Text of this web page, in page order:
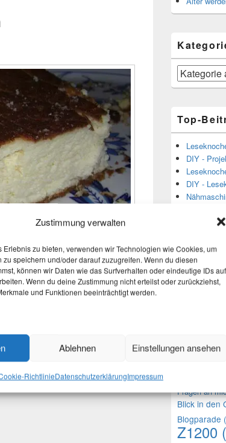
Zustimmung verwalten
Erlebnis zu bieten, verwenden wir Technologien wie Cookies, um
zu speichern und/oder darauf zuzugreifen. Wenn du diesen
können wir Daten wie das Surfverhalten oder eindeutige IDs auf
Wenn du deine Zustimmung nicht erteilst oder zurückziehst,
und Funktionen beeinträchtigt werden.
Ablehnen Einstellungen ansehen
RichtlinieDatenschutzerklärungImpressum
trennen Eiweiß mit einer
8 Eigelb 250 g Butter
zu einer hellen
,Käsekuchen
Kategorien
Top-
DIY -
DIY -
Martinazu
Martha,
Themen
Fragen an
Blick in den
Blogparade
Z1200